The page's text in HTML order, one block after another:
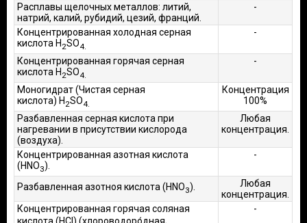
Расплавы щелочных металлов: литий,
натрий, калий, рубидий, цезий, франций.
-
Концентрированная холодная серная
кислота H 2SO4.
-
Концентрированная горячая серная
кислота H 2SO4.
-
Моногидрат (Чистая серная
кислота) H 2SO4.
Концентрация
100%
Разбавленная серная кислота при
нагревании в присутствии кислорода
(воздуха).
Любая
концентрация.
Концентрированная азотная кислота
(HNO3).
-
Разбавленная азотноя кислота (HNO3).
Любая
концентрация.
Концентрированная горячая соляная
-